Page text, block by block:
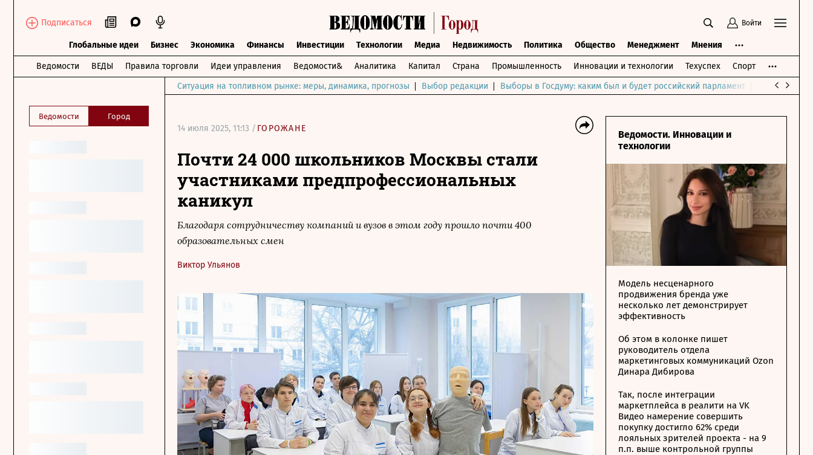
Подписаться Войти
Глобальные идеи Бизнес Экономика Финансы Инвестиции Технологии Медиа Недвижимость Политика Общество Менеджмент Мнения
Ведомости ВЕДЫ Правила торговли Идеи управления Ведомости& Аналитика Капитал Страна Промышленность Инновации и технологии Техуспех Спорт
Ведомости Город
Ситуация на топливном рынке: меры, динамика, прогнозы Выбор редакции Выборы в Госдуму: каким был и будет российский парламент Война на
14 июля 2025, 11:13 / ГОРОЖАНЕ
Почти 24 000 школьников Москвы стали
участниками предпрофессиональных
каникул
Благодаря сотрудничеству компаний и вузов в этом году прошло почти 400
образовательных смен
Виктор Ульянов
Ведомости. Инновации и
технологии
Модель несценарного
продвижения бренда уже
несколько лет демонстрирует
эффективность
Об этом в колонке пишет
руководитель отдела
маркетинговых коммуникаций Ozon
Динара Дибирова
Так, после интеграции
маркетплейса в реалити на VK
Видео намерение совершить
покупку достигло 62% среди
лояльных зрителей проекта - на 9
п.п. выше контрольной группы